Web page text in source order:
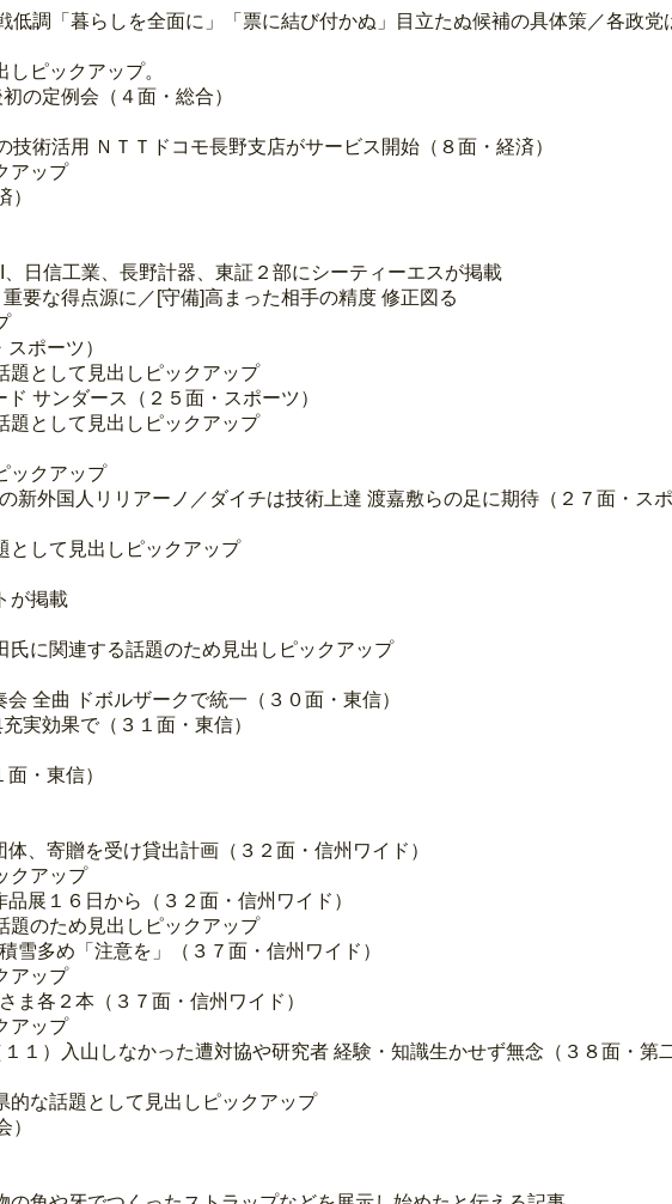
調「暮らしを全面に」「票に結び付かぬ」目立たぬ候補の具体策／各政党
ピックアップ。
の定例会（４面・総合）
術活用 ＮＴＴドコモ長野支店がサービス開始（８面・経済）
アップ
）
日信工業、長野計器、東証２部にシーティーエスが掲載
要な得点源に／[守備]高まった相手の精度 修正図る
ポーツ）
題として見出しピックアップ
サンダース（２５面・スポーツ）
題として見出しピックアップ
ックアップ
新外国人リリアーノ／ダイチは技術上達 渡嘉敷らの足に期待（２７面・ス
として見出しピックアップ
が掲載
に関連する話題のため見出しピックアップ
全曲 ドボルザークで統一（３０面・東信）
実効果で（３１面・東信）
・東信）
、寄贈を受け貸出計画（３２面・信州ワイド）
クアップ
展１６日から（３２面・信州ワイド）
題のため見出しピックアップ
雪多め「注意を」（３７面・信州ワイド）
アップ
ま各２本（３７面・信州ワイド）
アップ
１）入山しなかった遭対協や研究者 経験・知識生かせず無念（３８面・第
な話題として見出しピックアップ
）